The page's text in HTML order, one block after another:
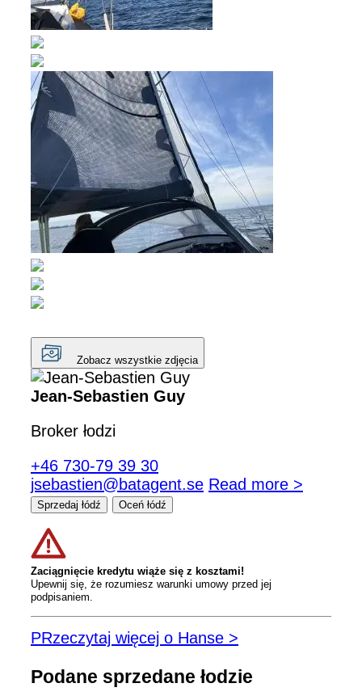
Zobacz wszystkie zdjęcia
Jean-Sebastien Guy
Broker łodzi
+46 730-79 39 30
jsebastien@batagent.se Read more >
Sprzedaj łódź Oceń łódź
Zaciągnięcie kredytu wiąże się z kosztami!
Upewnij się, że rozumiesz warunki umowy przed jej
podpisaniem.
PRzeczytaj więcej o Hanse >
Podane sprzedane łodzie